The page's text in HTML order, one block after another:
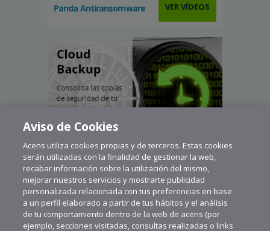
Panda Antiransomware VER VÍDEOS
Aviso de Cookies
Acens utiliza cookies propias y de terceros. Estas cookies
serán utilizadas con la finalidad de gestionar la web,
recabar información sobre la utilización del mismo,
mejorar nuestros servicios y mostrarte publicidad
personalizada relacionada con tus preferencias en base
a un perfil elaborado a partir de tus hábitos y el análisis
de tu comportamiento dentro de la web de acens (por
ejemplo, secciones visitadas, consultas realizadas o links